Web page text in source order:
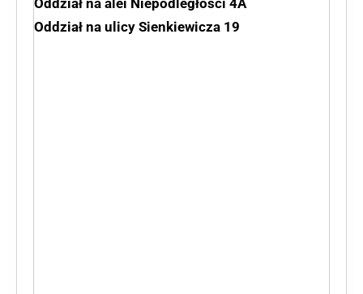
Oddział na ulicy Sienkiewicza 19